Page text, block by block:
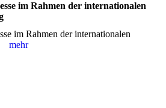
im Rahmen der internationalen
im Rahmen der internationalen
mehr